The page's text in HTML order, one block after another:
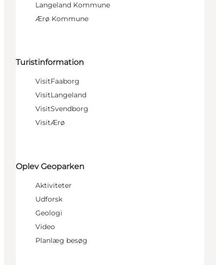
Langeland Kommune
Ærø Kommune
Turistinformation
VisitFaaborg
VisitLangeland
VisitSvendborg
VisitÆrø
Oplev Geoparken
Aktiviteter
Udforsk
Geologi
Video
Planlæg besøg